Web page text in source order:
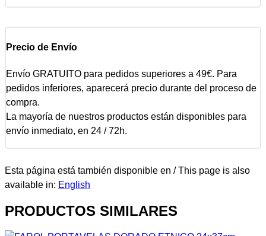
Precio de Envío
Envío GRATUITO para pedidos superiores a 49€. Para
pedidos inferiores, aparecerá precio durante del proceso de
compra.
La mayoría de nuestros productos están disponibles para
envío inmediato, en 24 / 72h.
Esta página está también disponible en / This page is also
available in: English
PRODUCTOS SIMILARES